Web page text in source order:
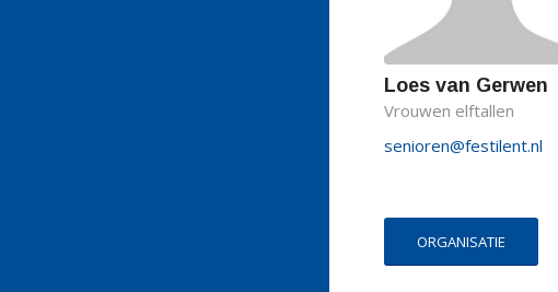
Loes van Gerwen
Vrouwen elftallen
senioren@festilent.nl
ORGANISATIE